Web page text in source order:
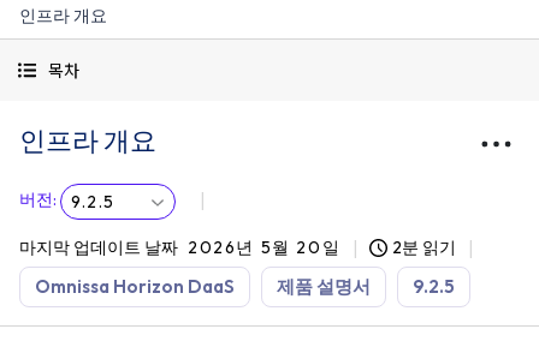
인프라 개요
목차
인프라 개요
버전: 9.2.5
마지막 업데이트 날짜 2026년 5월 20일 2분 읽기
Omnissa Horizon DaaS 제품 설명서 9.2.5